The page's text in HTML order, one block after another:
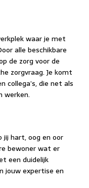
waar je met
alle beschikbare
de zorg voor de
zorgvraag. Je komt
collega’s, die net als
werken.
jij hart, oog en oor
bewoner wat er
een duidelijk
jouw expertise en